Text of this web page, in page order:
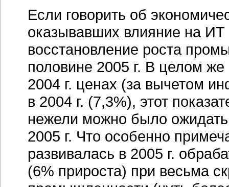
Если говорить об
оказывавших влияние на ИТ
восстановление роста
половине 2005 г. В целом
2004 г. ценах (за вычетом
в 2004 г. (7,3%), этот
нежели можно было ожидать
2005 г. Что особенно
развивалась в 2005 г.
(6% прироста) при весьма